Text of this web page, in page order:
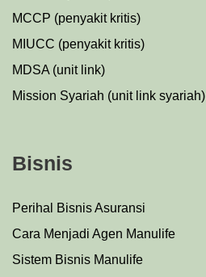
MCCP (penyakit kritis)
MIUCC (penyakit kritis)
MDSA (unit link)
Mission Syariah (unit link syariah)
Bisnis
Perihal Bisnis Asuransi
Cara Menjadi Agen Manulife
Sistem Bisnis Manulife